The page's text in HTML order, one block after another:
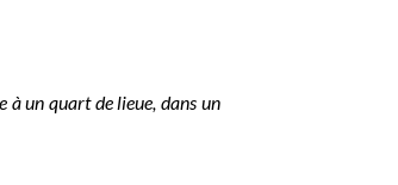
à un quart de lieue, dans un